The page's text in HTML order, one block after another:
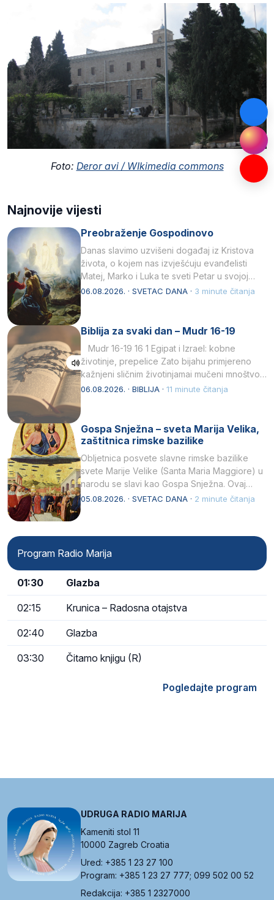
Foto: Deror avi / WIkimedia commons
Najnovije vijesti
Preobraženje Gospodinovo
Danas slavimo uzvišeni događaj iz Kristova
života, o kojem nas izvješćuju evanđelisti
Matej, Marko i Luka te sveti Petar u svojoj
drugoj…
06.08.2026. · SVETAC DANA · 3 minute čitanja
Biblija za svaki dan – Mudr 16-19
Mudr 16-19 16 1 Egipat i Izrael: kobne
životinje, prepelice Zato bijahu primjereno
kažnjeni sličnim životinjamai mučeni mnoštvom
kukaca.2 A narod…
06.08.2026. · BIBLIJA · 11 minute čitanja
Gospa Snježna – sveta Marija Velika,
zaštitnica rimske bazilike
Obljetnica posvete slavne rimske bazilike
svete Marije Velike (Santa Maria Maggiore) u
narodu se slavi kao Gospa Snježna. Ovaj
naziv, Sancta Maria…
05.08.2026. · SVETAC DANA · 2 minute čitanja
Program Radio Marija
01:30 Glazba
02:15 Krunica – Radosna otajstva
02:40 Glazba
03:30 Čitamo knjigu (R)
Pogledajte program
UDRUGA RADIO MARIJA
Kameniti stol 11
10000 Zagreb Croatia
Ured: +385 1 23 27 100
Program: +385 1 23 27 777; 099 502 00 52
Redakcija: +385 1 2327000